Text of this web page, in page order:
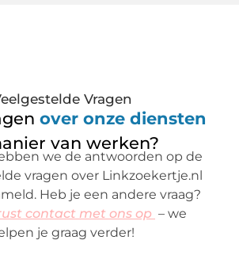
Vragen
over onze diensten
van werken?
we de antwoorden op de
vragen over Linkzoekertje.nl
Heb je een andere vraag?
contact met ons op – we
je graag verder!